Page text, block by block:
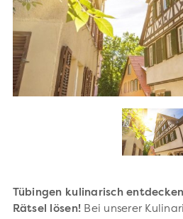
Tübingen kulinarisch
Rätsel lösen! Bei unserer